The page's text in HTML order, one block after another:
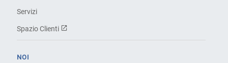
Servizi
Spazio Clienti
NOI